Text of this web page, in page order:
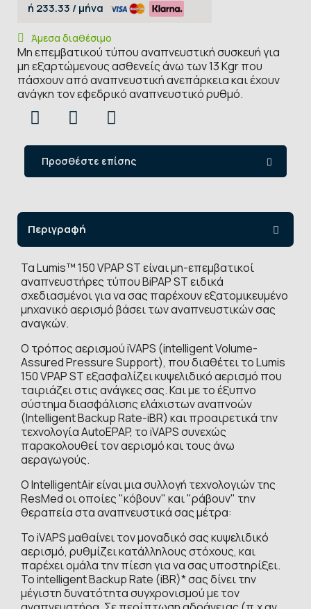
ή 233.33 / μήνα
Άμεσα διαθέσιμο
Μη επεμβατικού τύπου αναπνευστική συσκευή για
μη εξαρτώμενους ασθενείς άνω των 13 Kgr που
πάσχουν από αναπνευστική ανεπάρκεια και έχουν
ανάγκη τον εφεδρικό αναπνευστικό ρυθμό.
Προσθέστε επίσης
Περιγραφή
Τα Lumis™ 150 VPAP ST είναι μη-επεμβατικοί
αναπνευστήρες τύπου BiPAP ST ειδικά
σχεδιασμένοι για να σας παρέχουν εξατομικευμένο
μηχανικό αερισμό βάσει των αναπνευστικών σας
αναγκών.
Ο τρόπος αερισμού iVAPS (intelligent Volume-
Assured Pressure Support), που διαθέτει το Lumis
150 VPAP ST εξασφαλίζει κυψελιδικό αερισμό που
ταιριάζει στις ανάγκες σας. Και με το έξυπνο
σύστημα διασφάλισης ελάχιστων αναπνοών
(Intelligent Backup Rate-iBR) και προαιρετικά την
τεχνολογία AutoEPAP, το iVAPS συνεχώς
παρακολουθεί τον αερισμό και τους άνω
αεραγωγούς.
Ο IntelligentAir είναι μια συλλογή τεχνολογιών της
ResMed οι οποίες "κόβουν" και "ράβουν" την
θεραπεία στα αναπνευστικά σας μέτρα:
Το iVAPS μαθαίνει τον μοναδικό σας κυψελιδικό
αερισμό, ρυθμίζει κατάλληλους στόχους, και
παρέχει ομάλα την πίεση για να σας υποστηρίξει.
Το intelligent Backup Rate (iBR)* σας δίνει την
μέγιστη δυνατότητα συγχρονισμού με τον